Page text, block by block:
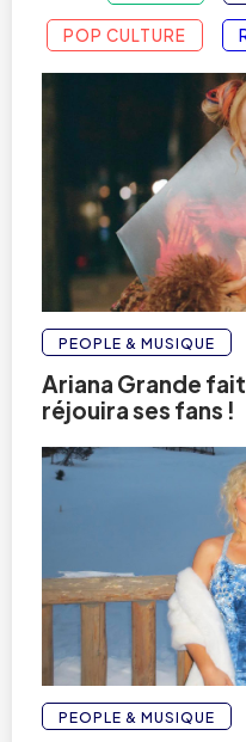
POP CULTURE
PEOPLE & MUSIQUE
Ariana Grande
réjouira ses fans !
PEOPLE & MUSIQUE